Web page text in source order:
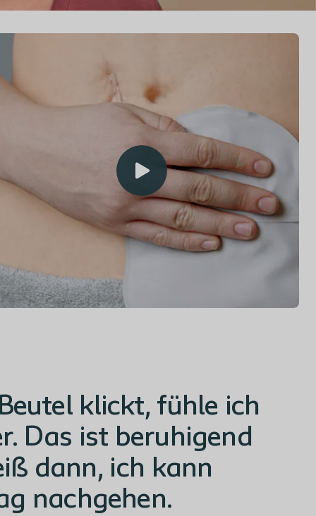
klickt, fühle ich
Das ist beruhigend
dann, ich kann
nachgehen.